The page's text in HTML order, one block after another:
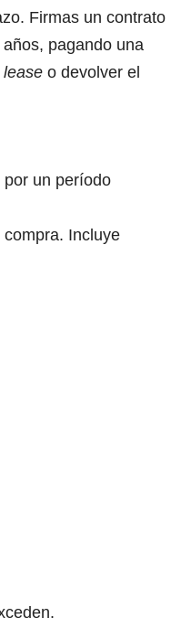
Firmas un contrato
pagando una
lease o devolver el
por un período
Incluye